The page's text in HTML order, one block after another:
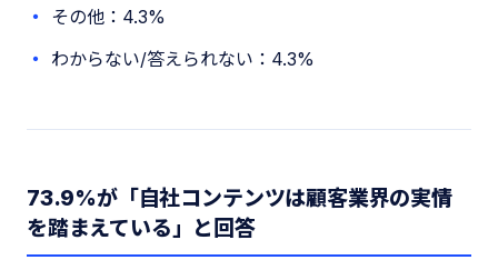
その他：4.3%
わからない/答えられない：4.3%
73.9%が「自社コンテンツは顧客業界の実情
を踏まえている」と回答